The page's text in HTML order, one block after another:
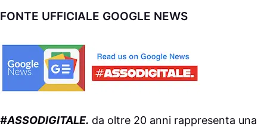
FONTE UFFICIALE GOOGLE NEWS
#ASSODIGITALE. da oltre 20 anni rappresenta una